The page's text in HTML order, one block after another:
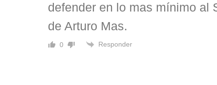
defender en lo mas mínimo al
de Arturo Mas.
0 Responder